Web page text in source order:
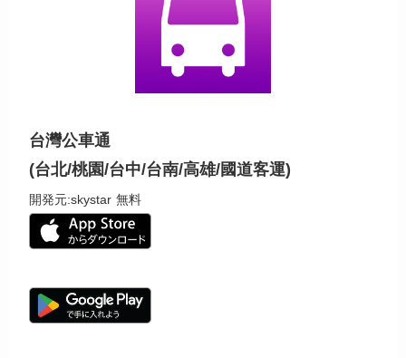
台灣公車通
(台北/桃園/台中/台南/高雄/國道客運)
開発元:skystar 無料